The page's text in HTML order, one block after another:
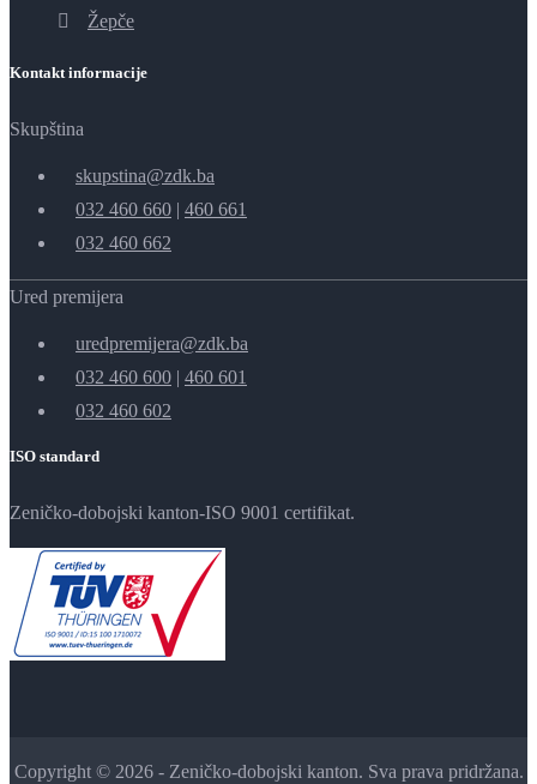
Žepče
Kontakt informacije
Skupština
skupstina@zdk.ba
032 460 660 | 460 661
032 460 662
Ured premijera
uredpremijera@zdk.ba
032 460 600 | 460 601
032 460 602
ISO standard
Zeničko-dobojski kanton-ISO 9001 certifikat.
Copyright © 2026 - Zeničko-dobojski kanton. Sva prava pridržana.